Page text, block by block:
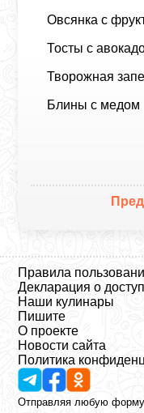
Овсянка с
Тосты с
Творожная
Блины с медом
Правила
Декларация о
Наши кулинары
Пишите
О проекте
Новости сайта
Политика
Отправляя любую форму